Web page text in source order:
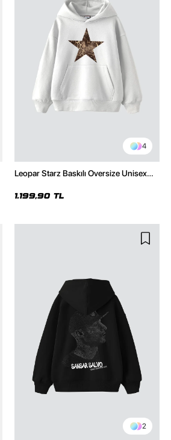
4
Leopar Starz Baskılı Oversize Unisex
1.199,90 TL
2